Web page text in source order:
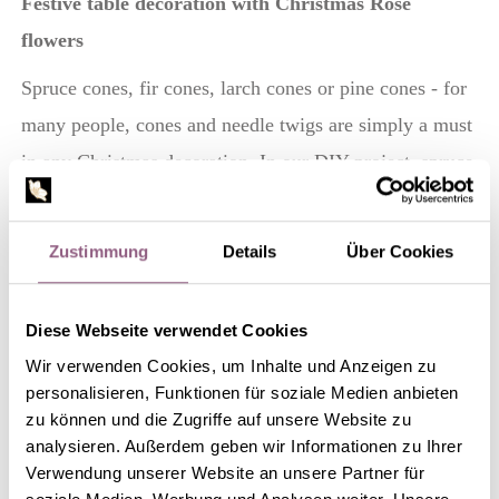
Zustimmung Details Über Cookies
Diese Webseite verwendet Cookies
Wir verwenden Cookies, um Inhalte und Anzeigen zu
personalisieren, Funktionen für soziale Medien anbieten
zu können und die Zugriffe auf unsere Website zu
analysieren. Außerdem geben wir Informationen zu Ihrer
Verwendung unserer Website an unsere Partner für
flowers
Spruce cones, fir cones, larch cones or pine cones - for
many people, cones and needle twigs are simply a must
in any Christmas decoration. In our DIY project, spruce
cones are dabbed with white paint and tied together
hairy surfaces of woundwort leaves that are glued
together and stuck behind the cones create a cosy
atmosphere round the Christmas table. Stick in a few
small Christmas glitter balls and stars to match the